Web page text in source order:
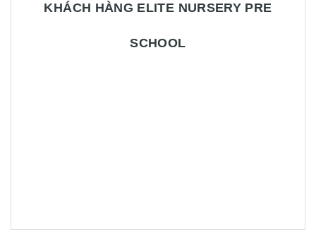
KHÁCH HÀNG ELITE NURSERY PRE
SCHOOL